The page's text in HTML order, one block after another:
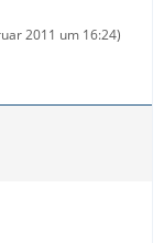
2011 um 16:24)